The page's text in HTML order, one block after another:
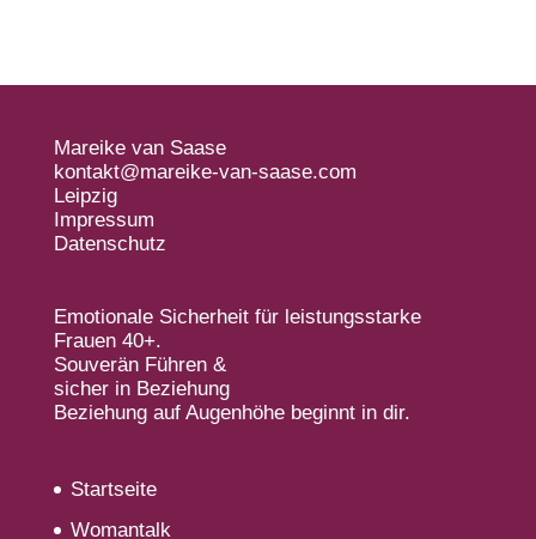
Mareike van Saase
kontakt@mareike-van-saase.com
Leipzig
Impressum
Datenschutz
Emotionale Sicherheit für leistungsstarke
Frauen 40+.
Souverän Führen &
sicher in Beziehung
Beziehung auf Augenhöhe beginnt in dir.
Startseite
Womantalk